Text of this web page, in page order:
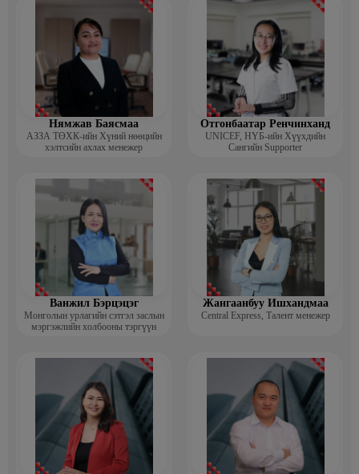
Нямжав Баясмаа
АЗЗА ТӨХК-ийн Хүний нөөцийн
хэлтсийн ахлах менежер
Отгонбаатар Ренчинханд
UNIСЕF, НҮБ-ийн Хүүхдийн
Сангийн Supporter
Ванжил Бэрцэцэг
Монголын урлагийн сэтгэл заслын
мэргэжлийн холбооны тэргүүн
Жангаанбуу Ишхандмаа
Central Express, Талент менежер